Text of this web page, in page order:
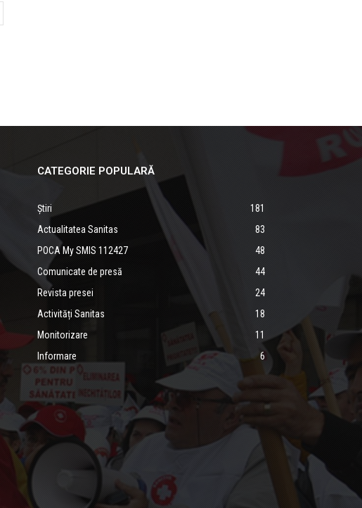
CATEGORIE POPULARĂ
Știri
181
Actualitatea Sanitas
83
POCA My SMIS 112427
48
Comunicate de presă
44
Revista presei
24
Activități Sanitas
18
Monitorizare
11
Informare
6